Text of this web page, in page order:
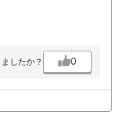
が
したか？ 0